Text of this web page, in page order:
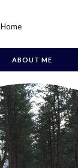
Home
ABOUT ME